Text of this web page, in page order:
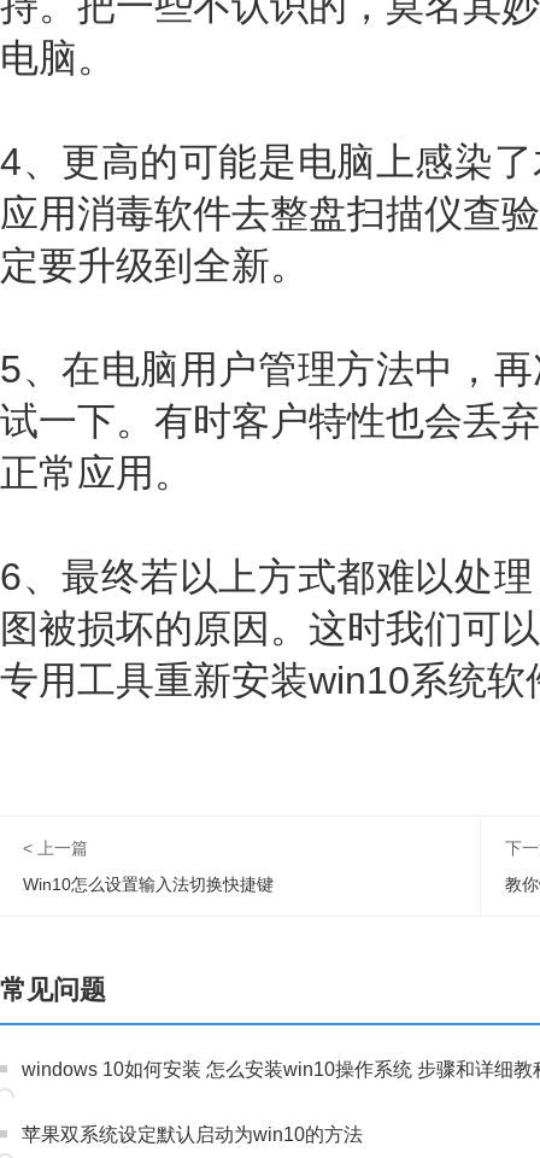
电脑。
4、更高的可能是电脑上感染
应用消毒软件去整盘扫描仪查
定要升级到全新。
5、在电脑用户管理方法中，
试一下。有时客户特性也会丢
正常应用。
6、最终若以上方式都难以处
图被损坏的原因。这时我们可
专用工具重新安装win10系统软
< 上一篇
Win10怎么设置输入法切换快捷键
下
教
常见问题
windows 10如何安装 怎么安装win10操作系统 步骤和详细教
苹果双系统设定默认启动为win10的方法